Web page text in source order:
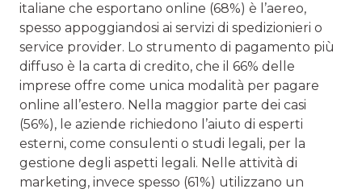
italiane che esportano online (68%) è l’aereo,
spesso appoggiandosi ai servizi di spedizionieri o
service provider. Lo strumento di pagamento più
diffuso è la carta di credito, che il 66% delle
imprese offre come unica modalità per pagare
online all’estero. Nella maggior parte dei casi
(56%), le aziende richiedono l’aiuto di esperti
esterni, come consulenti o studi legali, per la
gestione degli aspetti legali. Nelle attività di
marketing, invece spesso (61%) utilizzano un